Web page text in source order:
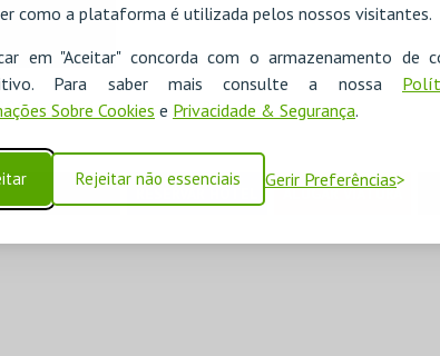
como a plataforma é utilizada pelos nossos visitantes.
em "Aceitar" concorda com o armazenamento de
Para saber mais consulte a nossa
Sobre Cookies e Privacidade & Segurança.
Rejeitar não essenciais Gerir Preferências
Plateia Lat Direita - 20€
ALUGAR VIATURA